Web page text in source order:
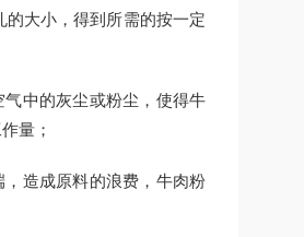
大小，得到所需的按一定
中的灰尘或粉尘，使得牛
量；
造成原料的浪费，牛肉粉